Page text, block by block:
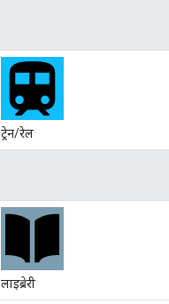
ट्रेन/रेल
लाइब्रेरी